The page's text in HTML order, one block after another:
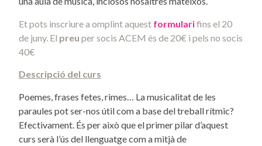
Et pots inscriure a omplint aquest formularifins el 20
de juny. El preu per socis ACEM és de 20€ i pels no socis
40€
Descripció del curs
Poemes, frases fetes, rimes… La musicalitat de les
paraules pot ser-nos útil com a base del treball rítmic?
Efectivament. És per això que el primer pilar d’aquest
curs serà l’ús del llenguatge com a mitjà de